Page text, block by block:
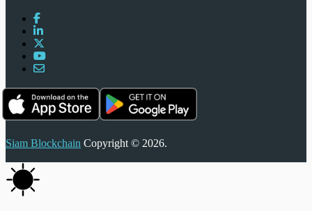
Siam Blockchain Copyright © 2026.